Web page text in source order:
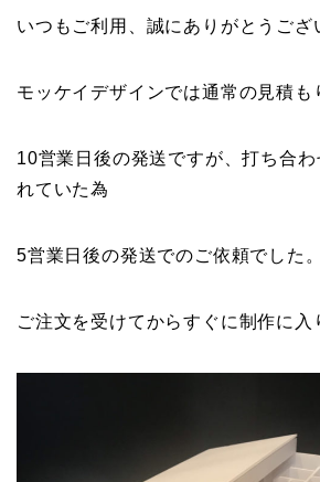
いつもご利用、誠にありがとうござ
モッケイデザインでは通常の見積も
10営業日後の発送ですが、打ち合わ
れていた為
5営業日後の発送でのご依頼でした。
ご注文を受けてからすぐに制作に入